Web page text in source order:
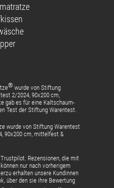
® wurde von Stiftung
2/2024, 90x200 cm,
gab es für eine Kaltschaum-
Test der Stiftung Warentest.
wurde von Stiftung Warentest
90x200 cm, mittelfest &
Rezensionen, die mit
nur nach vorherigem
erhalten unsere Kundinnen
über den sie ihre Bewertung